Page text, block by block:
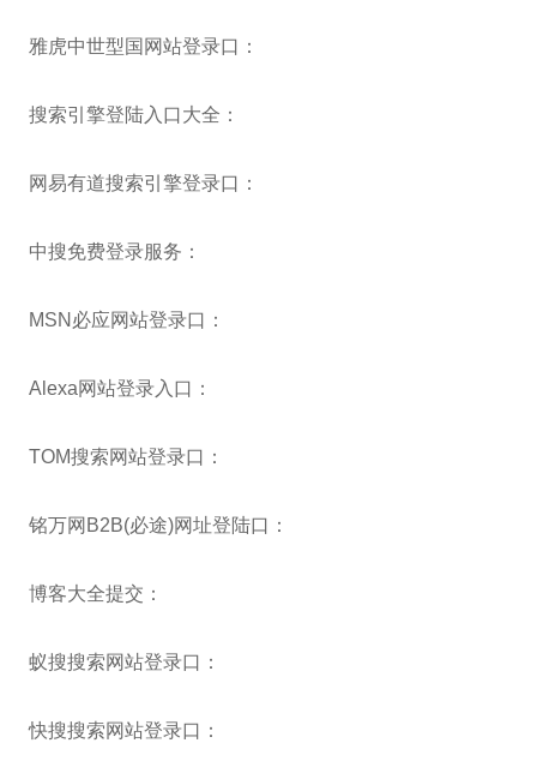
雅虎中世型国网站登录口：
搜索引擎登陆入口大全：
网易有道搜索引擎登录口：
中搜免费登录服务：
MSN必应网站登录口：
Alexa网站登录入口：
TOM搜索网站登录口：
铭万网B2B(必途)网址登陆口：
博客大全提交：
蚁搜搜索网站登录口：
快搜搜索网站登录口：